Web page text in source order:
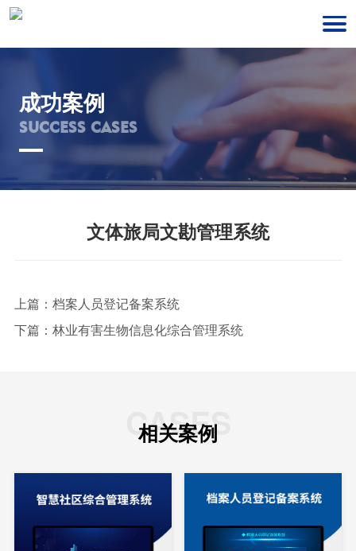
成功案例
SUCCESS CASES
文体旅局文勘管理系统
上篇： 档案人员登记备案系统
下篇： 林业有害生物信息化综合管理系统
CASES
相关案例